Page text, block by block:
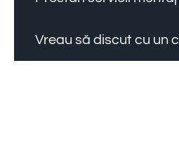
Vreau să discut cu un